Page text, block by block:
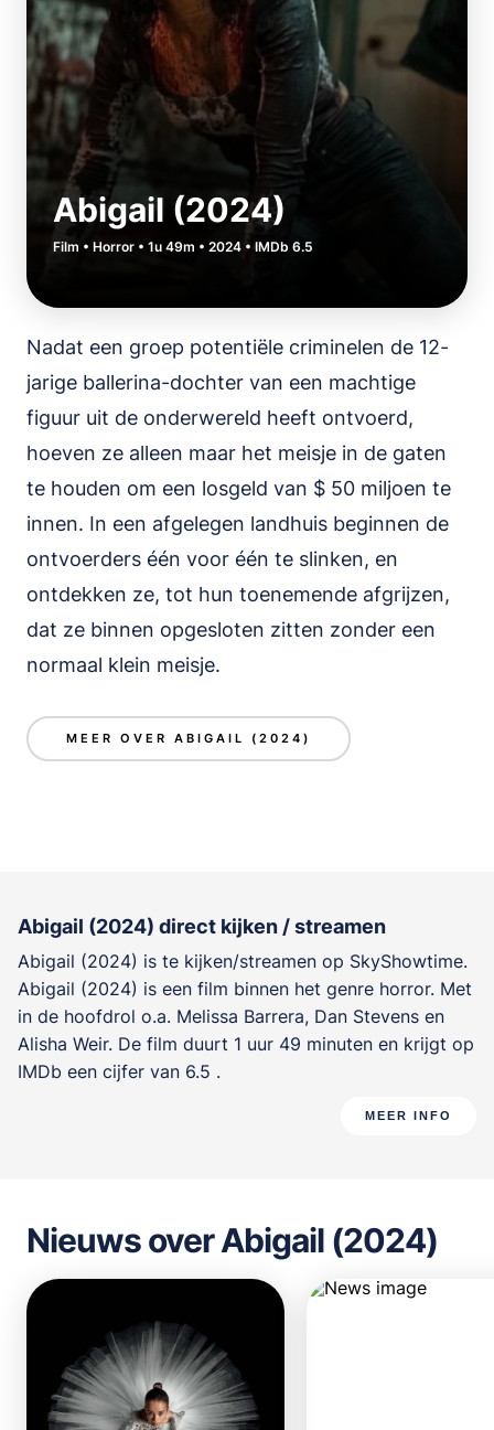
Abigail (2024)
Film • Horror • 1u 49m • 2024 • IMDb 6.5
Nadat een groep potentiële criminelen de 12-
jarige ballerina-dochter van een machtige
figuur uit de onderwereld heeft ontvoerd,
hoeven ze alleen maar het meisje in de gaten
te houden om een ​​losgeld van $ 50 miljoen te
innen. In een afgelegen landhuis beginnen de
ontvoerders één voor één te slinken, en
ontdekken ze, tot hun toenemende afgrijzen,
dat ze binnen opgesloten zitten zonder een
normaal klein meisje.
MEER OVER ABIGAIL (2024)
Abigail (2024) direct kijken / streamen
Abigail (2024) is te kijken/streamen op SkyShowtime.
Abigail (2024) is een film binnen het genre horror. Met
in de hoofdrol o.a. Melissa Barrera, Dan Stevens en
Alisha Weir. De film duurt 1 uur 49 minuten en krijgt op
IMDb een cijfer van 6.5 .
MEER INFO
Nieuws over Abigail (2024)